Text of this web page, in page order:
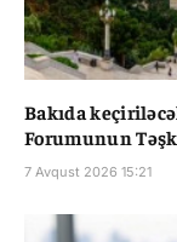
Bakıda
Forumunun
7 Avqust 2026 15:21